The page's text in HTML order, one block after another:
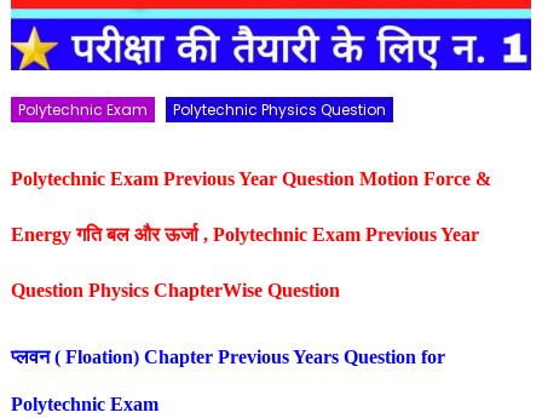
Polytechnic Exam Polytechnic Physics Question
Polytechnic Exam Previous Year Question Motion Force &
Energy गति बल और ऊर्जा , Polytechnic Exam Previous Year
Question Physics ChapterWise Question
प्लवन( Floation) Chapter Previous Years Question for
Polytechnic Exam